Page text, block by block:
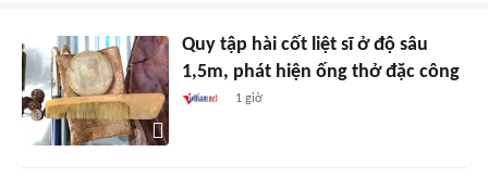
Quy tập hài cốt liệt sĩ ở độ sâu
1,5m, phát hiện ống thở đặc công
1 giờ